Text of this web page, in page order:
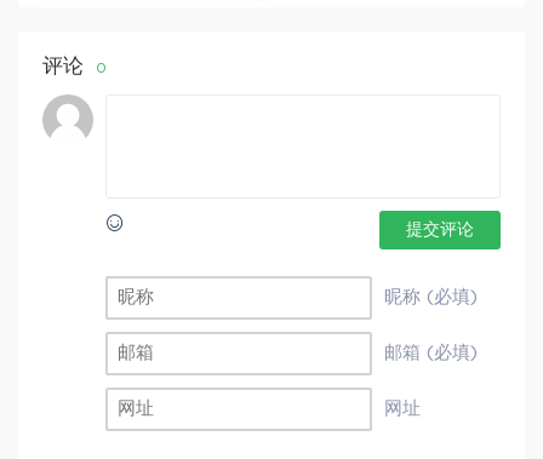
评论 0
提交评论
昵称 (必填)
邮箱 (必填)
网址